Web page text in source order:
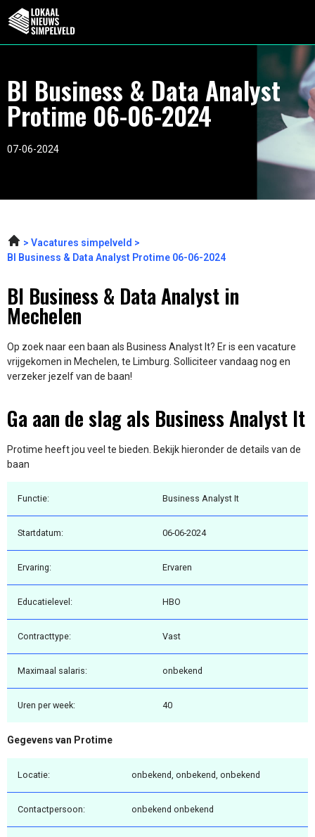
BI Business & Data Analyst
Protime 06-06-2024
07-06-2024
Vacatures simpelveld
BI Business & Data Analyst Protime 06-06-2024
BI Business & Data Analyst in
Mechelen
Op zoek naar een baan als Business Analyst It? Er is een vacature
vrijgekomen in Mechelen, te Limburg. Solliciteer vandaag nog en
verzeker jezelf van de baan!
Ga aan de slag als Business Analyst It
Protime heeft jou veel te bieden. Bekijk hieronder de details van de
baan
Functie: Business Analyst It
Startdatum: 06-06-2024
Ervaring: Ervaren
Educatielevel: HBO
Contracttype: Vast
Maximaal salaris: onbekend
Uren per week: 40
Gegevens van Protime
Locatie: onbekend, onbekend, onbekend
Contactpersoon: onbekend onbekend